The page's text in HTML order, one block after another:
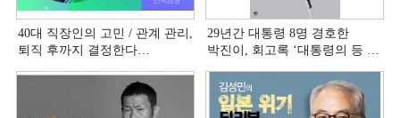
40대 직장인의 고민 / 관계 관리,
퇴직 후까지 결정한다
29년간 대통령 8명 경호한
박진이, 회고록 ‘대통령의 등 뒤